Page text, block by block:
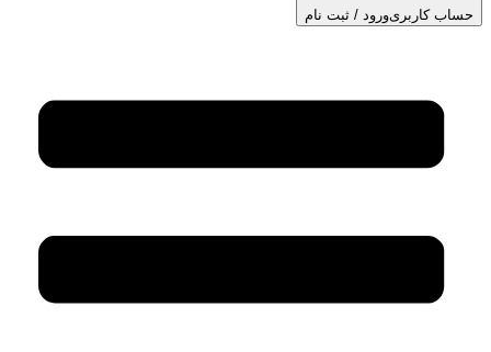
حساب کاربریورود / ثبت نام